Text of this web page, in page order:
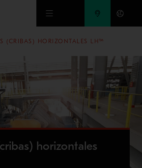
al contenido principal
(CRIBAS) HORIZONTALES LH™
horizontales